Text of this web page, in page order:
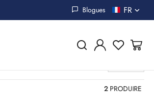
Blogues FR
2 PRODUIRE